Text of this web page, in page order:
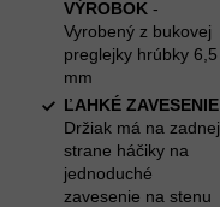
VÝROBOK -
Vyrobený z bukovej
preglejky hrúbky 6,5
mm
ĽAHKÉ ZAVESENIE
Držiak má na zadnej
strane háčiky na
jednoduché
zavesenie na stenu